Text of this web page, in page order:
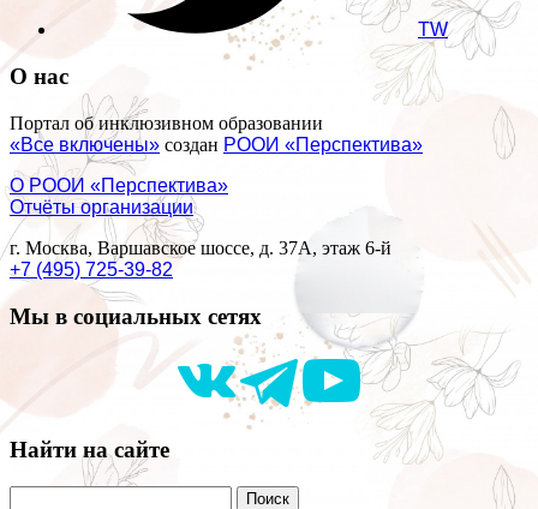
TW
О нас
Портал об инклюзивном образовании
«Все включены» создан РООИ «Перспектива»
О РООИ «Перспектива»
Отчёты организации
г. Москва, Варшавское шоссе, д. 37А, этаж 6-й
+7 (495) 725-39-82
Мы в социальных сетях
Найти на сайте